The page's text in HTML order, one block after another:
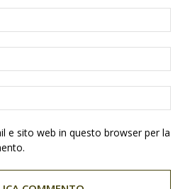
e sito web in questo browser per la